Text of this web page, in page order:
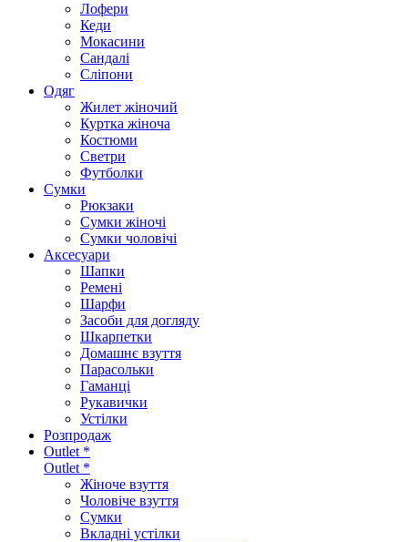
Лофери
Кеди
Мокасини
Сандалі
Сліпони
Одяг
Жилет жіночий
Куртка жіноча
Костюми
Светри
Футболки
Сумки
Рюкзаки
Сумки жіночі
Сумки чоловічі
Аксеcуари
Шапки
Ремені
Шарфи
Засоби для догляду
Шкарпетки
Домашнє взуття
Парасольки
Гаманці
Рукавички
Устілки
Розпродаж
Outlet *
Outlet *
Жіноче взуття
Чоловіче взуття
Сумки
Вкладні устілки